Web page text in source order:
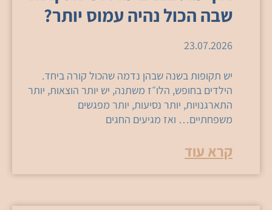
שבה הכול נהיה עמוס יותר?
23.07.2026
יש תקופות בשנה שבהן נדמה שהכול קורה ביחד.
הילדים בחופש, הלו״ז משתנה, יש יותר הוצאות, יותר
התארגנויות, יותר נסיעות, יותר מפגשים
משפחתיים… ואז מגיעים החגים
קרא עוד